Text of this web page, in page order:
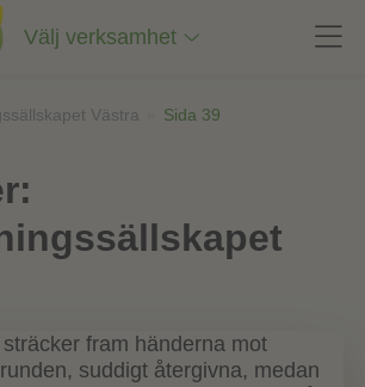
Välj verksamhet
Västra Sida 39